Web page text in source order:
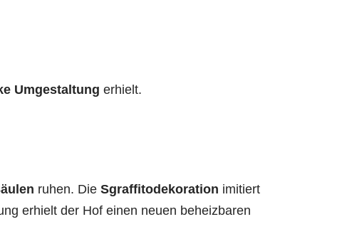
Umgestaltung erhielt.
ruhen. Die Sgraffitodekoration imitiert
erhielt der Hof einen neuen beheizbaren